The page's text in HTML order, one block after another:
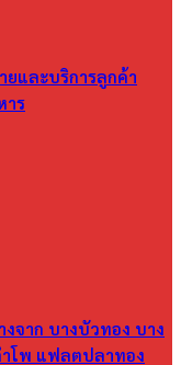
และบริการลูกค้า
าร
งจาก บางบัวทอง บาง
โพ แฟลตปลาทอง